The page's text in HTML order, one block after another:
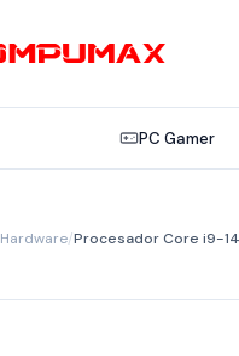
PC Gamer
Hardware/Procesador Core i9-